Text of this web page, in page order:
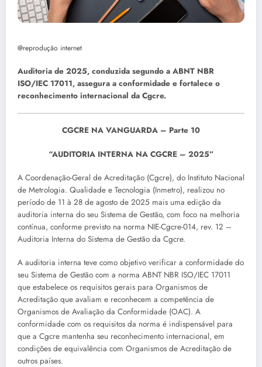
@reprodução internet
Auditoria de 2025, conduzida segundo a ABNT NBR
ISO/IEC 17011, assegura a conformidade e fortalece o
reconhecimento internacional da Cgcre.
CGCRE NA VANGUARDA – Parte 10
“AUDITORIA INTERNA NA CGCRE – 2025”
A Coordenação-Geral de Acreditação (Cgcre), do Instituto Nacional
de Metrologia. Qualidade e Tecnologia (Inmetro), realizou no
período de 11 à 28 de agosto de 2025 mais uma edição da
auditoria interna do seu Sistema de Gestão, com foco na melhoria
contínua, conforme previsto na norma NIE-Cgcre-014, rev. 12 –
Auditoria Interna do Sistema de Gestão da Cgcre.
A auditoria interna teve como objetivo verificar a conformidade do
seu Sistema de Gestão com a norma ABNT NBR ISO/IEC 17011
que estabelece os requisitos gerais para Organismos de
Acreditação que avaliam e reconhecem a competência de
Organismos de Avaliação da Conformidade (OAC). A
conformidade com os requisitos da norma é indispensável para
que a Cgcre mantenha seu reconhecimento internacional, em
condições de equivalência com Organismos de Acreditação de
outros países.